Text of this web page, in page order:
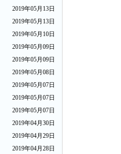
2019年05月13日
2019年05月13日
2019年05月10日
2019年05月09日
2019年05月09日
2019年05月08日
2019年05月07日
2019年05月07日
2019年05月07日
2019年04月30日
2019年04月29日
2019年04月28日